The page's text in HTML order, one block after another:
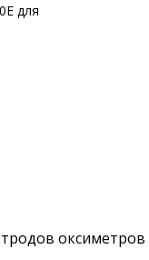
оксиметров